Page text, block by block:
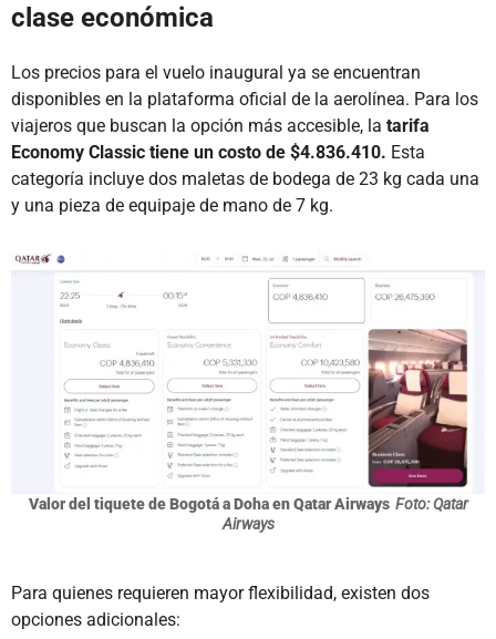
clase económica
Los precios para el vuelo inaugural ya se encuentran
disponibles en la plataforma oficial de la aerolínea. Para los
viajeros que buscan la opción más accesible, la tarifa
Economy Classic tiene un costo de $4.836.410. Esta
categoría incluye dos maletas de bodega de 23 kg cada una
y una pieza de equipaje de mano de 7 kg.
Valor del tiquete de Bogotá a Doha en Qatar Airways Foto: Qatar
Airways
Para quienes requieren mayor flexibilidad, existen dos
opciones adicionales: